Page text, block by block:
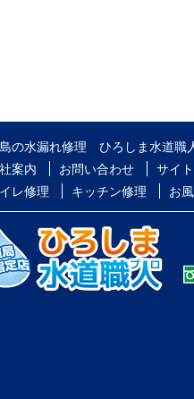
の水漏れ修理 ひろしま水道職
案内
お問い合わせ サイ
イレ修理
キッチン修理 お